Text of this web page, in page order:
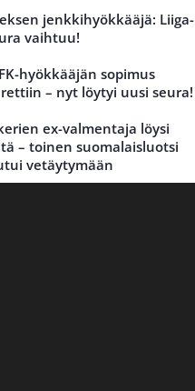
jenkkihyökkääjä: Liiga-
vaihtuu!
hyökkääjän sopimus
– nyt löytyi uusi seura!
ex-valmentaja löysi
– toinen suomalaisluotsi
vetäytymään